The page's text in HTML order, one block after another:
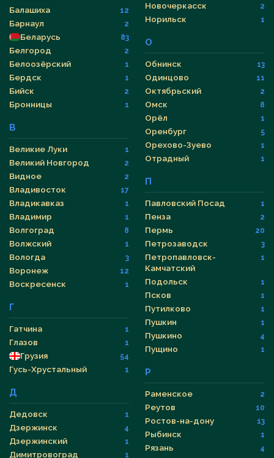
Балашиха 12
Барнаул 2
Беларусь 83
Белгород 2
Белоозёрский 1
Бердск 1
Бийск 2
Бронницы 1
В
Великие Луки 1
Великий Новгород 2
Видное 2
Владивосток 17
Владикавказ 1
Владимир 1
Волгоград 8
Волжский 1
Вологда 3
Воронеж 12
Воскресенск 1
Г
Гатчина 1
Глазов 1
Грузия 54
Гусь-Хрустальный 1
Д
Дедовск 1
Дзержинск 4
Дзержинский 1
Димитровоград 1
Новочеркасск 2
Норильск 1
О
Обнинск 13
Одинцово 11
Октябрьский 2
Омск 8
Орёл 1
Оренбург 5
Орехово-Зуево 1
Отрадный 1
П
Павловский Посад 1
Пенза 2
Пермь 20
Петрозаводск 3
Петропавловск-
Камчатский
1
Подольск 1
Псков 1
Путилково 1
Пушкин 1
Пушкино 4
Пущино 1
Р
Раменское 2
Реутов 10
Ростов-на-дону 13
Рыбинск 1
Рязань 4